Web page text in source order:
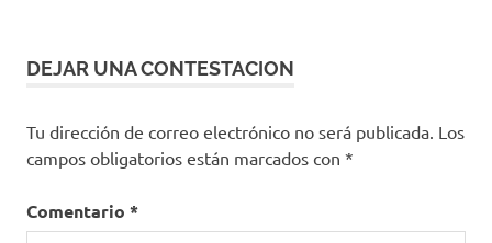
DEJAR UNA CONTESTACION
Tu dirección de correo electrónico no será publicada. Los
campos obligatorios están marcados con *
Comentario *